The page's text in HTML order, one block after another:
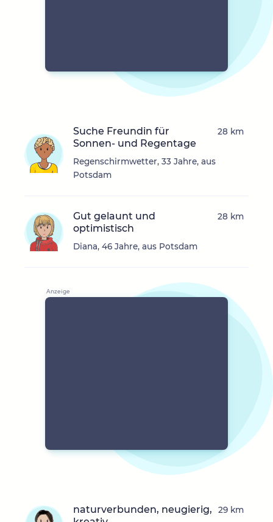
Suche Freundin für
Sonnen- und Regentage
Regenschirmwetter, 33 Jahre, aus
Potsdam
28 km
Gut gelaunt und
optimistisch
Diana, 46 Jahre, aus Potsdam
28 km
naturverbunden, neugierig,
29 km